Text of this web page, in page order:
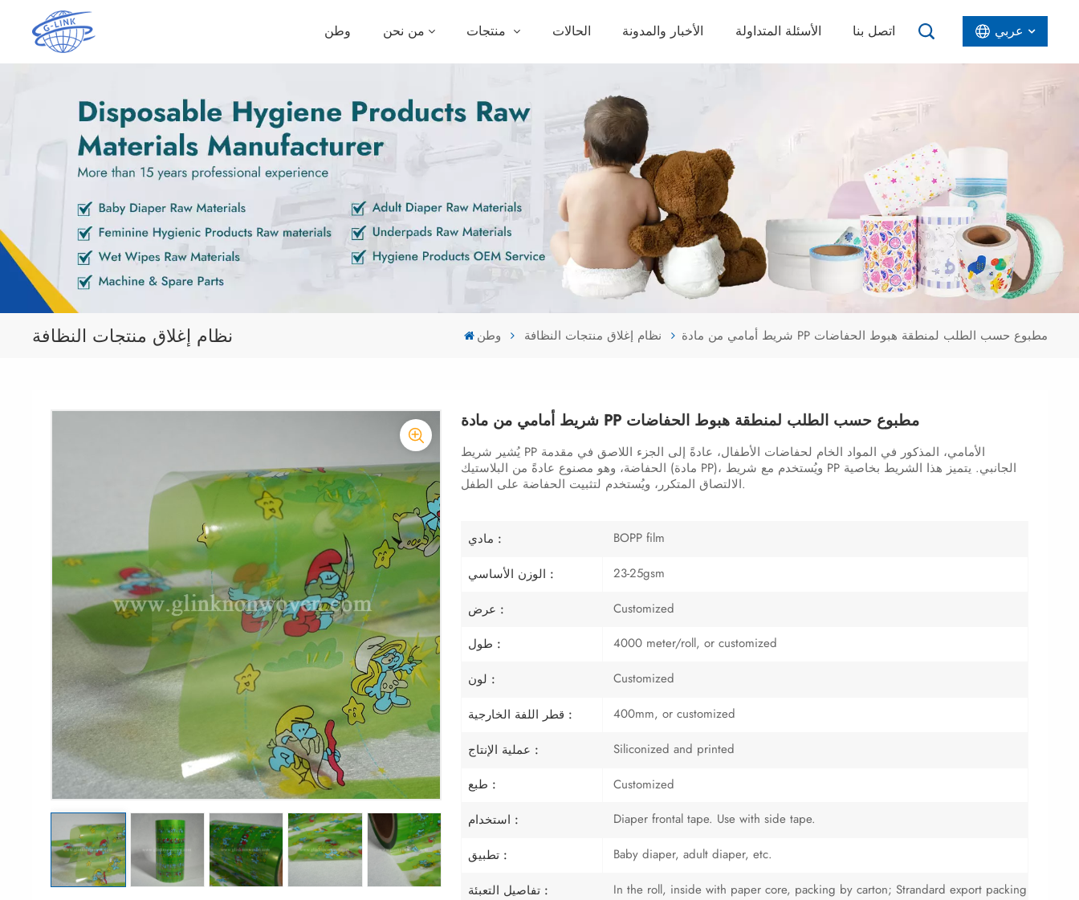
وطن من نحن الحالات الأخبار والمدونة الأسئلة المتداولة اتصل بنا عربي
عربي
نظام إغلاق منتجات النظافة وطن نظام إغلاق منتجات النظافة شريط أمامي من مادة PP مطبوع حسب الطلب لمنطقة هبوط الحفاضات
شريط أمامي من مادة PP مطبوع حسب الطلب لمنطقة هبوط الحفاضات
يُشير شريط PP الأمامي، المذكور في المواد الخام لحفاضات الأطفال، عادةً إلى الجزء اللاصق في مقدمة
الحفاضة، وهو مصنوع عادةً من البلاستيك (مادة PP)، ويُستخدم مع شريط PP الجانبي. يتميز هذا الشريط بخاصية
الالتصاق المتكرر، ويُستخدم لتثبيت الحفاضة على الطفل.
مادي : BOPP film
الوزن الأساسي : 23-25gsm
عرض : Customized
طول : 4000 meter/roll, or customized
لون : Customized
قطر اللفة الخارجية : 400mm, or customized
عملية الإنتاج : Siliconized and printed
طبع : Customized
استخدام : Diaper frontal tape. Use with side tape.
تطبيق : Baby diaper, adult diaper, etc.
تفاصيل التعبئة : In the roll, inside with paper core, packing by carton; Strandard export packing